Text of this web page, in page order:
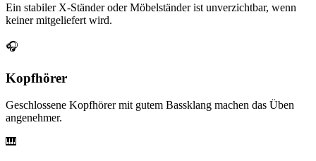
Ein stabiler X-Ständer oder Möbelständer ist unverzichtbar, wenn
keiner mitgeliefert wird.
🎧
Kopfhörer
Geschlossene Kopfhörer mit gutem Bassklang machen das Üben
angenehmer.
🎹